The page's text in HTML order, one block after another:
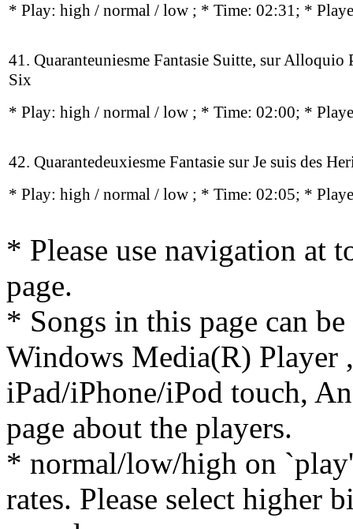
* Play: high / normal / low ; * Time: 02:31; *
41. Quaranteuniesme Fantasie Suitte, sur Alloquio
Six
* Play: high / normal / low ; * Time: 02:00; *
42. Quarantedeuxiesme Fantasie sur Je suis des
* Play: high / normal / low ; * Time: 02:05; *
* Please use navigation at
page.
* Songs in this page can
Windows Media(R) Player
iPad/iPhone/iPod touch,
page about the players.
* normal/low/high on
rates. Please select higher